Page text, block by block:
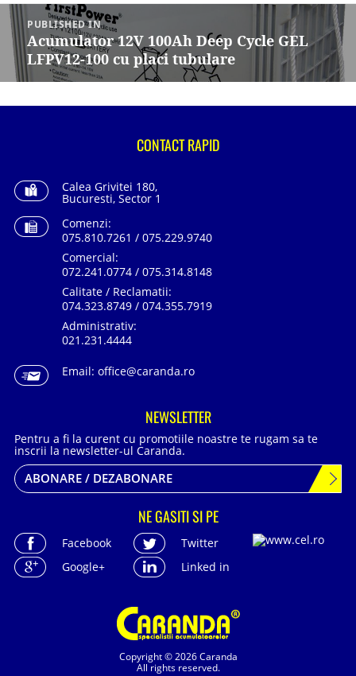
Navigare
în
articole
PUBLISHED IN
Acumulator 12V 100Ah Deep Cycle GEL
LFPV12-100 cu placi tubulare
Copyright © 2026 Caranda
All rights reserved.
CONTACT RAPID
Calea Grivitei 180,
Bucuresti, Sector 1
Comenzi:
075.810.7261 / 075.229.9740
Comercial:
072.241.0774 / 075.314.8148
Calitate / Reclamatii:
074.323.8749 / 074.355.7919
Administrativ:
021.231.4444
Email: office@caranda.ro
NEWSLETTER
Pentru a fi la curent cu promotiile noastre te rugam sa te
inscrii la newsletter-ul Caranda.
ABONARE / DEZABONARE
NE GASITI SI PE
Facebook
Twitter
Google+
Linked in